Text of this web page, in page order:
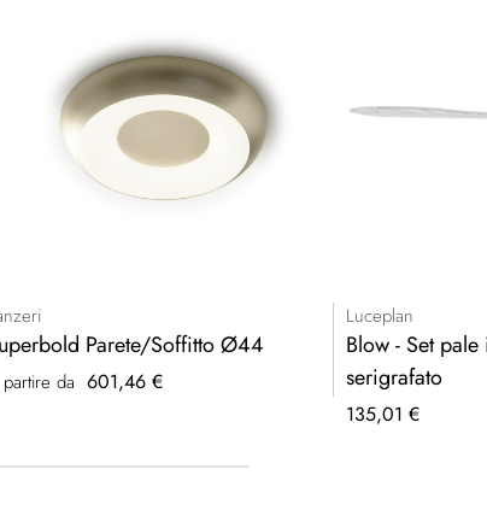
Parete/Soffitto Ø44
da 601,46 €
Luceplan
Blow - Set
serigrafato
135,01 €